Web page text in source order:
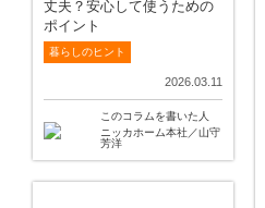
丈夫？安心して使うための
ポイント
暮らしのヒント
2026.03.11
このコラムを書いた人
ニッカホーム本社／山守
芳洋